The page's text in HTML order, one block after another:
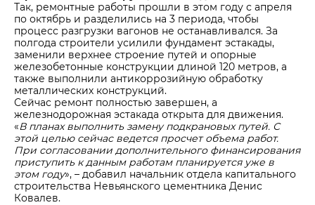
Так, ремонтные работы прошли в этом году с апреля
по октябрь и разделились на 3 периода, чтобы
процесс разгрузки вагонов не останавливался. За
полгода строители усилили фундамент эстакады,
заменили верхнее строение путей и опорные
железобетонные конструкции длиной 120 метров, а
также выполнили антикоррозийную обработку
металлических конструкций.
Сейчас ремонт полностью завершен, а
железнодорожная эстакада открыта для движения.
«В планах выполнить замену подкрановых путей. С
этой целью сейчас ведется просчет объема работ.
При согласовании дополнительного финансирования
приступить к данным работам планируется уже в
этом году», – добавил начальник отдела капитального
строительства Невьянского цементника Денис
Ковалев.
Центры дистрибуции
Реализация ТМЦ и непрофильных активов
Политика в области закупок
В помощь поставщику
Не только цемент
Люди ЦЕМРОСа
Технологии и тренды
Издание для клиентов
Аналитика цементной отрасли
Медиабанк
Пресса о нас
Контакты
Контакты